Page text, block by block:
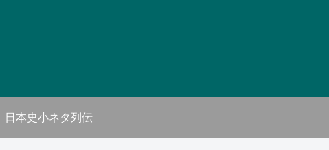
日本史小ネタ列伝